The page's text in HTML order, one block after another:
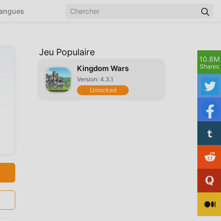
Jeu Populaire
Kingdom Wars
Version: 4.3.1
Unlocked
10.6M
Shares